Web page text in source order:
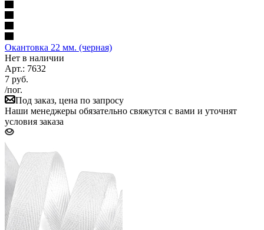
Окантовка 22 мм. (черная)
Нет в наличии
Арт.: 7632
7 руб.
/пог.
Под заказ, цена по запросу
Наши менеджеры обязательно свяжутся с вами и уточнят
условия заказа